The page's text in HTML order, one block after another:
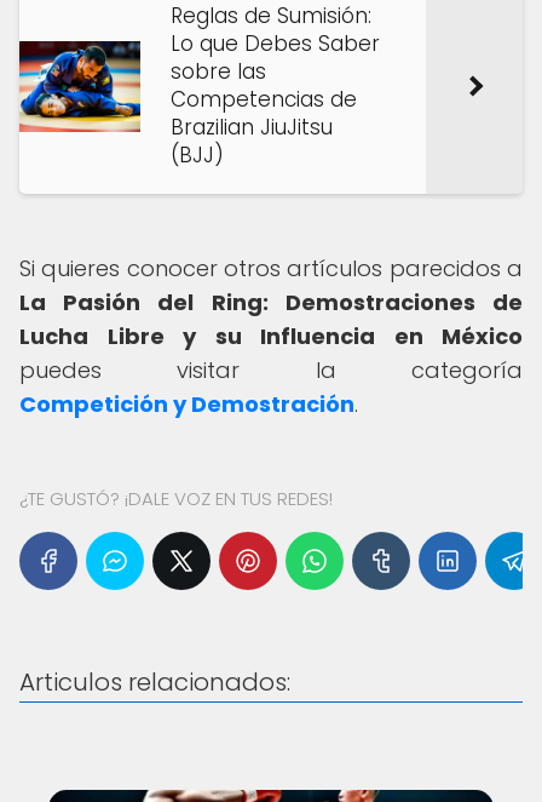
Reglas de Sumisión:
Lo que Debes Saber
sobre las
Competencias de
Brazilian JiuJitsu
(BJJ)
Si quieres conocer otros artículos parecidos a
La Pasión del Ring: Demostraciones de
Lucha Libre y su Influencia en México
puedes visitar la categoría
Competición y Demostración.
¿TE GUSTÓ? ¡DALE VOZ EN TUS REDES!
Articulos relacionados: